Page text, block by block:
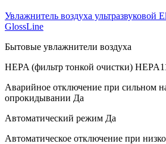
Увлажнитель воздуха ультразвуковой
GlossLine
Бытовые увлажнители воздуха
HEPA (фильтр тонкой очистки)
Аварийное отключение при сильном
опрокидывании Да
Автоматический режим Да
Автоматическое отключение при